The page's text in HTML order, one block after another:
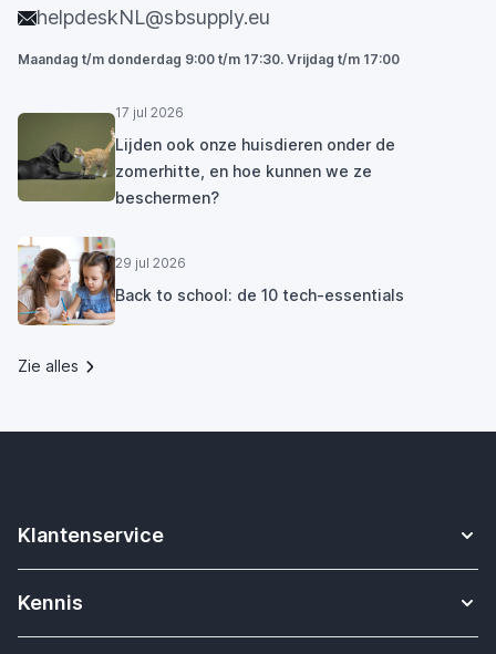
helpdeskNL@sbsupply.eu
Maandag t/m donderdag 9:00 t/m 17:30. Vrijdag t/m 17:00
17 jul 2026
Lijden ook onze huisdieren onder de
zomerhitte, en hoe kunnen we ze
beschermen?
29 jul 2026
Back to school: de 10 tech-essentials
Zie alles
Klantenservice
Contact
Kennis